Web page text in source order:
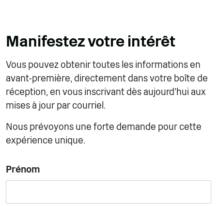
Manifestez votre intérêt
Vous pouvez obtenir toutes les informations en
avant-première, directement dans votre boîte de
réception, en vous inscrivant dès aujourd'hui aux
mises à jour par courriel.
Nous prévoyons une forte demande pour cette
expérience unique.
Prénom